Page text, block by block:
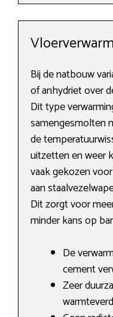
Bij de natbouw
of anhydriet over
Dit type
samengesmolten
de
uitzetten en weer
vaak gekozen
aan
Dit zorgt voor
minder kans op
De
cement
Zeer